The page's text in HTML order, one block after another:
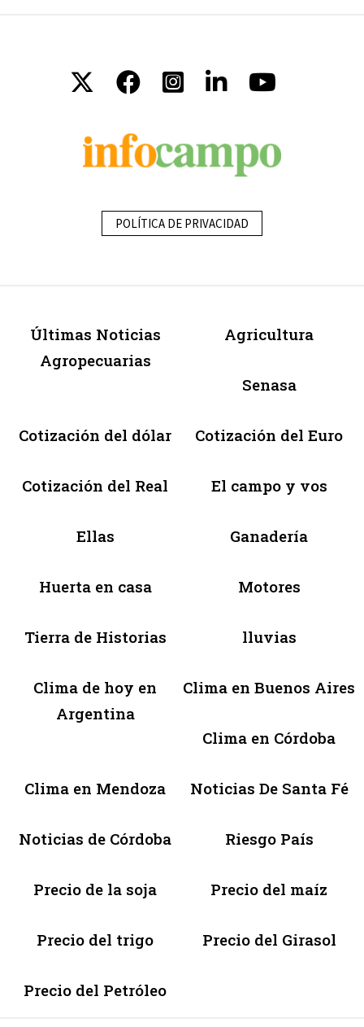
POLÍTICA DE PRIVACIDAD
Últimas Noticias
Agropecuarias
Agricultura
Senasa
Cotización del dólar Cotización del Euro
Cotización del Real El campo y vos
Ellas Ganadería
Huerta en casa Motores
Tierra de Historias lluvias
Clima de hoy en
Argentina
Clima en Buenos Aires
Clima en Córdoba
Clima en Mendoza Noticias De Santa Fé
Noticias de Córdoba Riesgo País
Precio de la soja Precio del maíz
Precio del trigo Precio del Girasol
Precio del Petróleo